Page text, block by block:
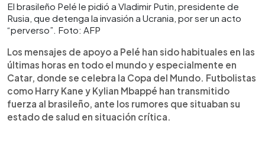
El brasileño Pelé le pidió a Vladimir Putin, presidente de
Rusia, que detenga la invasión a Ucrania, por ser un acto
“perverso”. Foto: AFP
Los mensajes de apoyo a Pelé han sido habituales en las
últimas horas en todo el mundo y especialmente en
Catar, donde se celebra la Copa del Mundo. Futbolistas
como Harry Kane y Kylian Mbappé han transmitido
fuerza al brasileño, ante los rumores que situaban su
estado de salud en situación crítica.